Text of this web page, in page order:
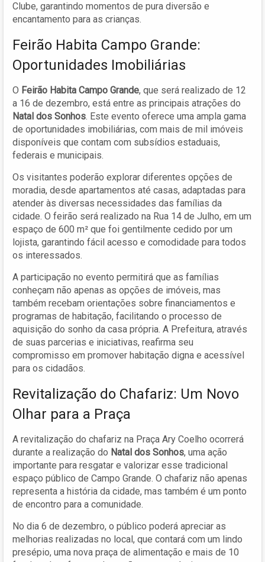
Clube, garantindo momentos de pura diversão e
encantamento para as crianças.
Feirão Habita Campo Grande:
Oportunidades Imobiliárias
O Feirão Habita Campo Grande, que será realizado de 12
a 16 de dezembro, está entre as principais atrações do
Natal dos Sonhos. Este evento oferece uma ampla gama
de oportunidades imobiliárias, com mais de mil imóveis
disponíveis que contam com subsídios estaduais,
federais e municipais.
Os visitantes poderão explorar diferentes opções de
moradia, desde apartamentos até casas, adaptadas para
atender às diversas necessidades das famílias da
cidade. O feirão será realizado na Rua 14 de Julho, em um
espaço de 600 m² que foi gentilmente cedido por um
lojista, garantindo fácil acesso e comodidade para todos
os interessados.
A participação no evento permitirá que as famílias
conheçam não apenas as opções de imóveis, mas
também recebam orientações sobre financiamentos e
programas de habitação, facilitando o processo de
aquisição do sonho da casa própria. A Prefeitura, através
de suas parcerias e iniciativas, reafirma seu
compromisso em promover habitação digna e acessível
para os cidadãos.
Revitalização do Chafariz: Um Novo
Olhar para a Praça
A revitalização do chafariz na Praça Ary Coelho ocorrerá
durante a realização do Natal dos Sonhos, uma ação
importante para resgatar e valorizar esse tradicional
espaço público de Campo Grande. O chafariz não apenas
representa a história da cidade, mas também é um ponto
de encontro para a comunidade.
No dia 6 de dezembro, o público poderá apreciar as
melhorias realizadas no local, que contará com um lindo
presépio, uma nova praça de alimentação e mais de 10